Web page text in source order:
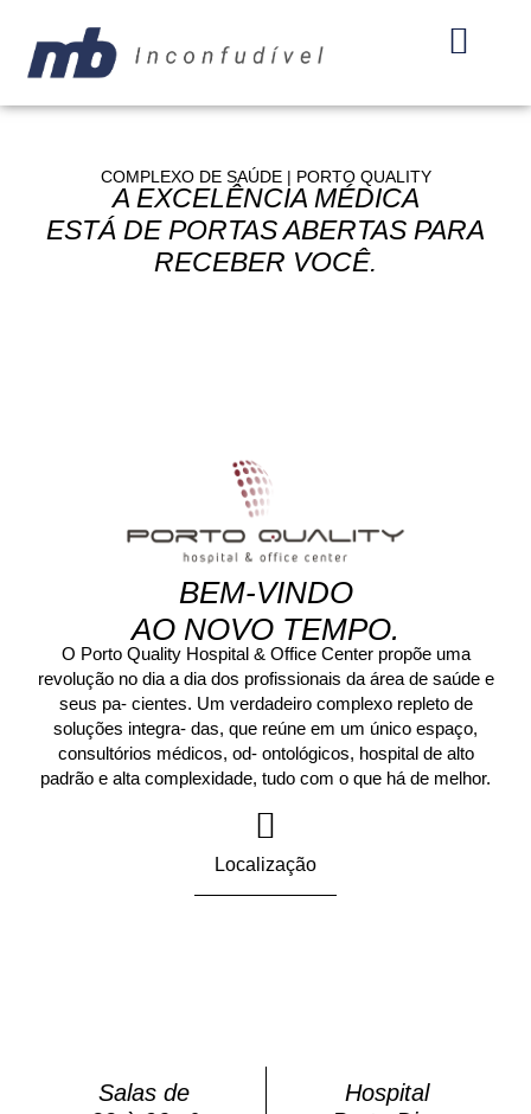
COMPLEXO DE SAÚDE | PORTO QUALITY
A EXCELÊNCIA MÉDICA
ESTÁ DE PORTAS ABERTAS PARA
RECEBER VOCÊ.
BEM-VINDO
AO NOVO TEMPO.
O Porto Quality Hospital & Office Center propõe uma
revolução no dia a dia dos profissionais da área de saúde e
seus pa- cientes. Um verdadeiro complexo repleto de
soluções integra- das, que reúne em um único espaço,
consultórios médicos, od- ontológicos, hospital de alto
padrão e alta complexidade, tudo com o que há de melhor.
Localização
Salas de
Hospital